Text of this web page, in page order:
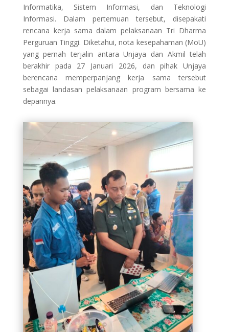
Informatika, Sistem Informasi, dan Teknologi
Informasi. Dalam pertemuan tersebut, disepakati
rencana kerja sama dalam pelaksanaan Tri Dharma
Perguruan Tinggi. Diketahui, nota kesepahaman (MoU)
yang pernah terjalin antara Unjaya dan Akmil telah
berakhir pada 27 Januari 2026, dan pihak Unjaya
berencana memperpanjang kerja sama tersebut
sebagai landasan pelaksanaan program bersama ke
depannya.